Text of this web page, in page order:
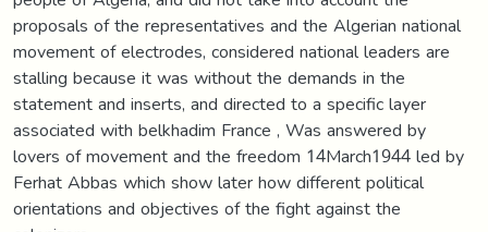
proposals of the representatives and the Algerian national
movement of electrodes, considered national leaders are
stalling because it was without the demands in the
statement and inserts, and directed to a specific layer
associated with belkhadim France , Was answered by
lovers of movement and the freedom 14March1944 led by
Ferhat Abbas which show later how different political
orientations and objectives of the fight against the